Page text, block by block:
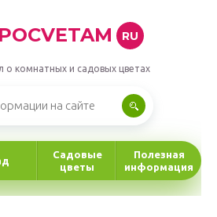
POCVETAM RU
о комнатных и садовых цветах
Садовые
цветы
Полезная
информация